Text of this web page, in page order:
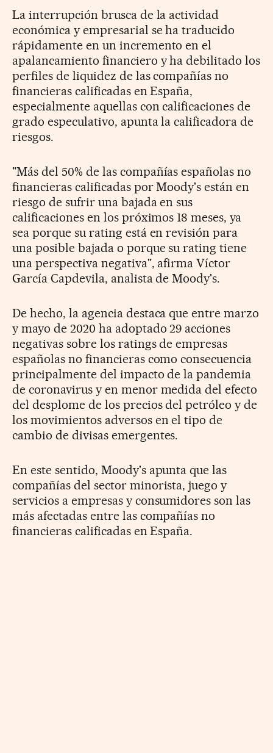
La interrupción brusca de la actividad
económica y empresarial se ha traducido
rápidamente en un incremento en el
apalancamiento financiero y ha debilitado los
perfiles de liquidez de las compañías no
financieras calificadas en España,
especialmente aquellas con calificaciones de
grado especulativo, apunta la calificadora de
riesgos.
"Más del 50% de las compañías españolas no
financieras calificadas por Moody's están en
riesgo de sufrir una bajada en sus
calificaciones en los próximos 18 meses, ya
sea porque su rating está en revisión para
una posible bajada o porque su rating tiene
una perspectiva negativa", afirma Víctor
García Capdevila, analista de Moody's.
De hecho, la agencia destaca que entre marzo
y mayo de 2020 ha adoptado 29 acciones
negativas sobre los ratings de empresas
españolas no financieras como consecuencia
principalmente del impacto de la pandemia
de coronavirus y en menor medida del efecto
del desplome de los precios del petróleo y de
los movimientos adversos en el tipo de
cambio de divisas emergentes.
En este sentido, Moody's apunta que las
compañías del sector minorista, juego y
servicios a empresas y consumidores son las
más afectadas entre las compañías no
financieras calificadas en España.